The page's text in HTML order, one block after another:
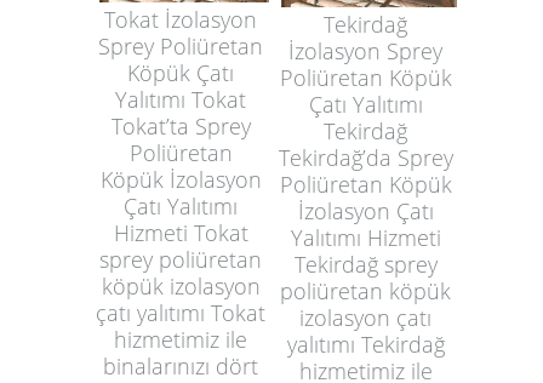
Tokat İzolasyon
Sprey Poliüretan
Köpük Çatı
Yalıtımı Tokat
Tokat’ta Sprey
Poliüretan
Köpük İzolasyon
Çatı Yalıtımı
Hizmeti Tokat
sprey poliüretan
köpük izolasyon
çatı yalıtımı Tokat
hizmetimiz ile
binalarınızı dört
Tekirdağ
İzolasyon Sprey
Poliüretan Köpük
Çatı Yalıtımı
Tekirdağ
Tekirdağ’da Sprey
Poliüretan Köpük
İzolasyon Çatı
Yalıtımı Hizmeti
Tekirdağ sprey
poliüretan köpük
izolasyon çatı
yalıtımı Tekirdağ
hizmetimiz ile